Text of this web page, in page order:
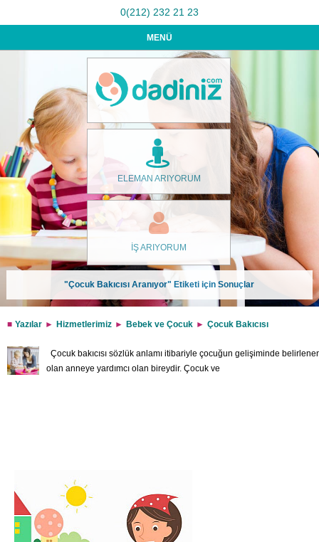
0(212) 232 21 23
MENÜ
ELEMAN ARIYORUM
İŞ ARIYORUM
"Çocuk Bakıcısı Aranıyor" Etiketi için Sonuçlar
Yazılar Hizmetlerimiz Bebek ve Çocuk Çocuk Bakıcısı
Çocuk bakıcısı sözlük anlamı itibariyle çocuğun gelişiminde
olan anneye yardımcı olan bireydir. Çocuk ve